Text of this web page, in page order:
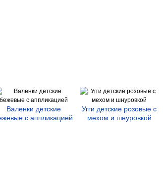
Валенки детские
с аппликацией
Угги детские розовые с
мехом и шнуровкой